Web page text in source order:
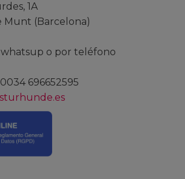
1A
Munt (Barcelona)
o por teléfono
696652595